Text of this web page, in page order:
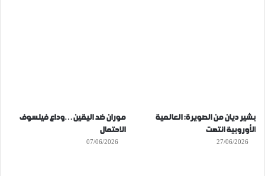
بشير ديان من الصويرة: العالمية
الأوروبية انتهت
27/06/2026
موران ضد اليقين…وداع فيلسوف
الاحتمال
07/06/2026